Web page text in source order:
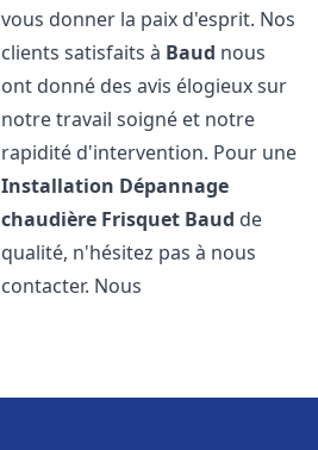
vous donner la paix d'esprit. Nos
clients satisfaits à Baud nous
ont donné des avis élogieux sur
notre travail soigné et notre
rapidité d'intervention. Pour une
Installation Dépannage
chaudière Frisquet Baud de
qualité, n'hésitez pas à nous
contacter. Nous